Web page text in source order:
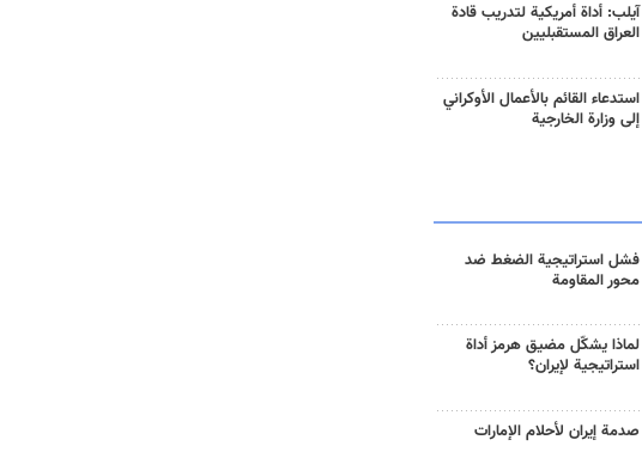
آيلب: أداة أمريكية لتدريب قادة
العراق المستقبليين
استدعاء القائم بالأعمال الأوكراني
إلى وزارة الخارجية
فشل استراتيجية الضغط ضد
محور المقاومة
لماذا يشكّل مضيق هرمز أداة
استراتيجية لإيران؟
صدمة إيران لأحلام الإمارات